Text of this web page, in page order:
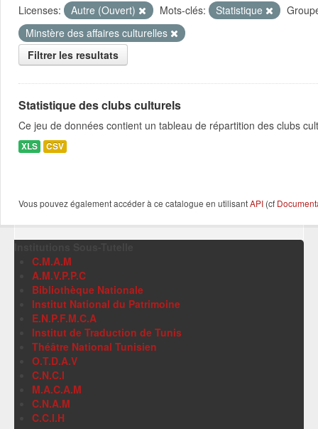
Licenses: Autre (Ouvert) Mots-clés: Statistique
Minstère des affaires culturelles
Filtrer les resultats
Statistique des clubs culturels
Ce jeu de données contient un tableau de répartition des clubs
XLS CSV
Vous pouvez également accéder à ce catalogue en utilisantAPI (cf
C.M.A.M
A.M.V.P.P.C
Bibliothèque Nationale
Institut National du Patrimoine
E.N.P.F.M.C.A
Institut de Traduction de Tunis
Théâtre National Tunisien
O.T.D.A.V
C.N.C.I
M.A.C.A.M
C.N.A.M
C.C.I.H